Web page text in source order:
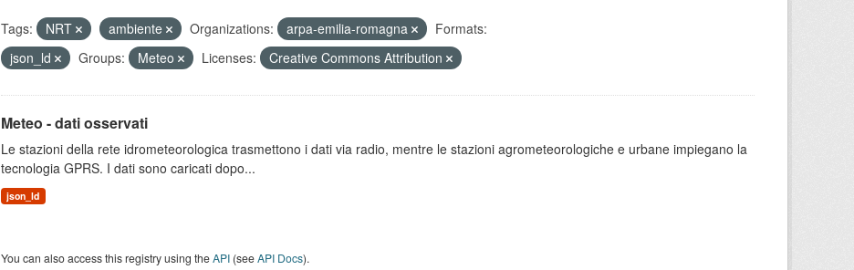
Tags: NRT ambiente Organizations: arpa-emilia-romagna
Formats:
json_ld
Groups: Meteo Licenses: Creative Commons Attribution
Meteo - dati osservati
Le stazioni della rete idrometeorologica trasmettono i dati via radio, mentre le stazioni agrometeorologiche e urbane impiegano la
tecnologia GPRS. I dati sono caricati dopo...
json_ld
You can also access this registry using theAPI(seeAPI Docs).